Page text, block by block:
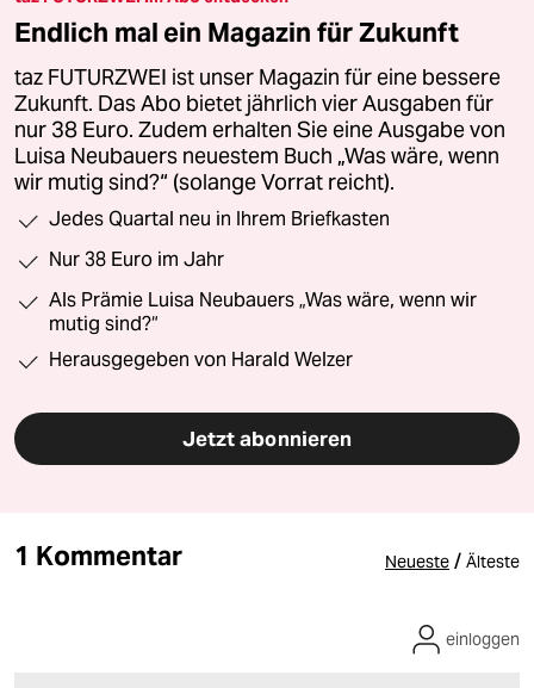
Endlich mal ein Magazin für Zukunft
taz FUTURZWEI ist unser Magazin für eine bessere
Zukunft. Das Abo bietet jährlich vier Ausgaben für
nur 38 Euro. Zudem erhalten Sie eine Ausgabe von
Luisa Neubauers neuestem Buch „Was wäre, wenn
wir mutig sind?“ (solange Vorrat reicht).
Jedes Quartal neu in Ihrem Briefkasten
Nur 38 Euro im Jahr
Als Prämie Luisa Neubauers „Was wäre, wenn wir
mutig sind?“
Herausgegeben von Harald Welzer
Jetzt abonnieren
1 Kommentar Neueste / Älteste
einloggen